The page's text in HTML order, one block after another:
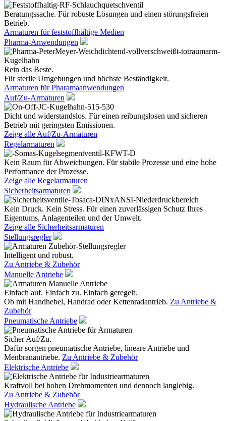
Beratungssache. Für robuste Lösungen und einen störungsfreien
Betrieb.
Armaturen für feststoffhältige Medien
Pharma-Anwendungen
Rein das Beste.
Für sterile Umgebungen und höchste Beständigkeit.
Armaturen für Pharamaanwendungen
Auf/Zu-Armaturen
Dicht und widerstandslos. Für einen reibungslosen und sicheren
Betrieb mit geringsten Emissionen.
Zeige alle Auf/Zu-Armaturen
Regelarmaturen
Kein Raum für Abweichungen. Für stabile Prozesse und eine hohe
Performance der Prozesse.
Zeige alle Regelarmaturen
Sicherheitsarmaturen
Kein Druck. Kein Stress. Für einen zuverlässigen Schutz Ihres
Eigentums, Anlagenteilen und der Umwelt.
Zeige alle Sicherheitsarmaturen
Stellungsregler
Intelligent und robust.
Zu Antriebe & Zubehör
Manuelle Antriebe
Einfach auf. Einfach zu. Einfach geregelt.
Ob mit Handhebel, Handrad oder Kettenradantrieb. Zu Antriebe &
Zubehör
Pneumatische Antriebe
Sicher Auf/Zu.
Dafür sorgen pneumatische Antriebe, lineare Antriebe und
Menbranantriebe. Zu Antriebe & Zubehör
Elektrische Antriebe
Kraftvoll bei hohen Drehmomenten und dennoch langlebig.
Zu Antriebe & Zubehör
Hydraulische Antriebe